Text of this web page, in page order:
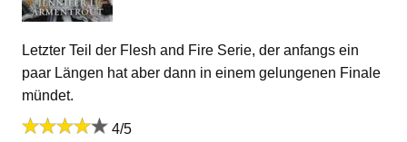
Letzter Teil der Flesh and Fire Serie, der anfangs ein
paar Längen hat aber dann in einem gelungenen Finale
mündet.
4/5